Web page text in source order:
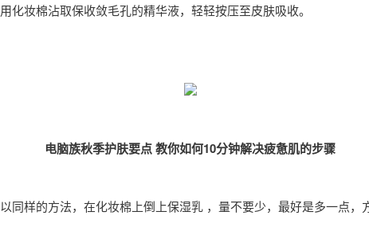
用化妆棉沾取保收敛毛孔的精华液，轻轻按压至皮肤吸收。
电脑族秋季护肤要点 教你如何10分钟解决疲惫肌的步骤
以同样的方法，在化妆棉上倒上保湿乳 ，量不要少，最好是多一点，